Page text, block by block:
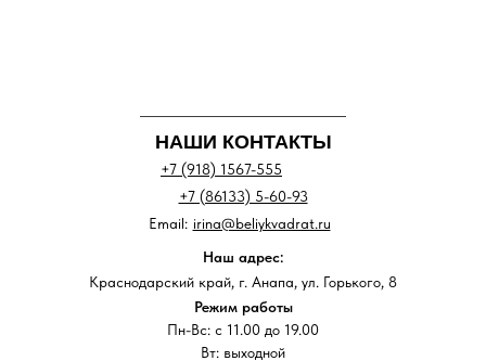
НАШИ КОНТАКТЫ
+7 (918) 1567-555
+7 (86133) 5-60-93
Наш адрес:
Краснодарский край, г. Анапа, ул. Горького, 8
Режим работы
Пн-Вс: с 11.00 до 19.00
Вт: выходной
irina@beliykvadrat.ru
Email: